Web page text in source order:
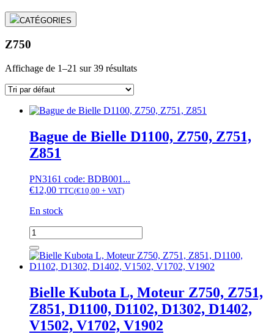
CATÉGORIES
Z750
Affichage de 1–21 sur 39 résultats
Bague de Bielle D1100, Z750, Z751,
Z851
PN3161 code: BDB001...
€12,00 TTC(€10,00 + VAT)
En stock
quantité
de
Bague
de
D1100,
Z750,
Z751,
Z851
Bielle Kubota L, Moteur Z750, Z751,
Z851, D1100, D1102, D1302, D1402,
V1502, V1702, V1902